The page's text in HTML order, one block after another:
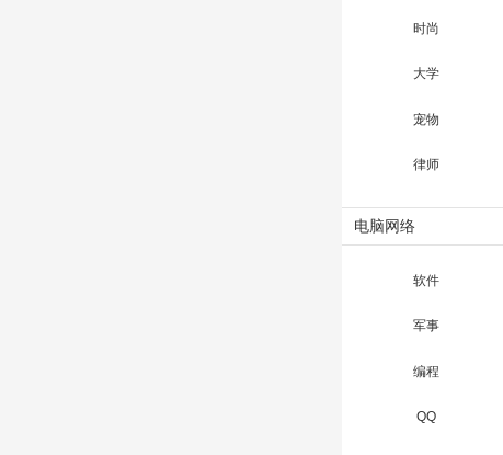
时尚
大学
宠物
律师
电脑网络
软件
军事
编程
QQ